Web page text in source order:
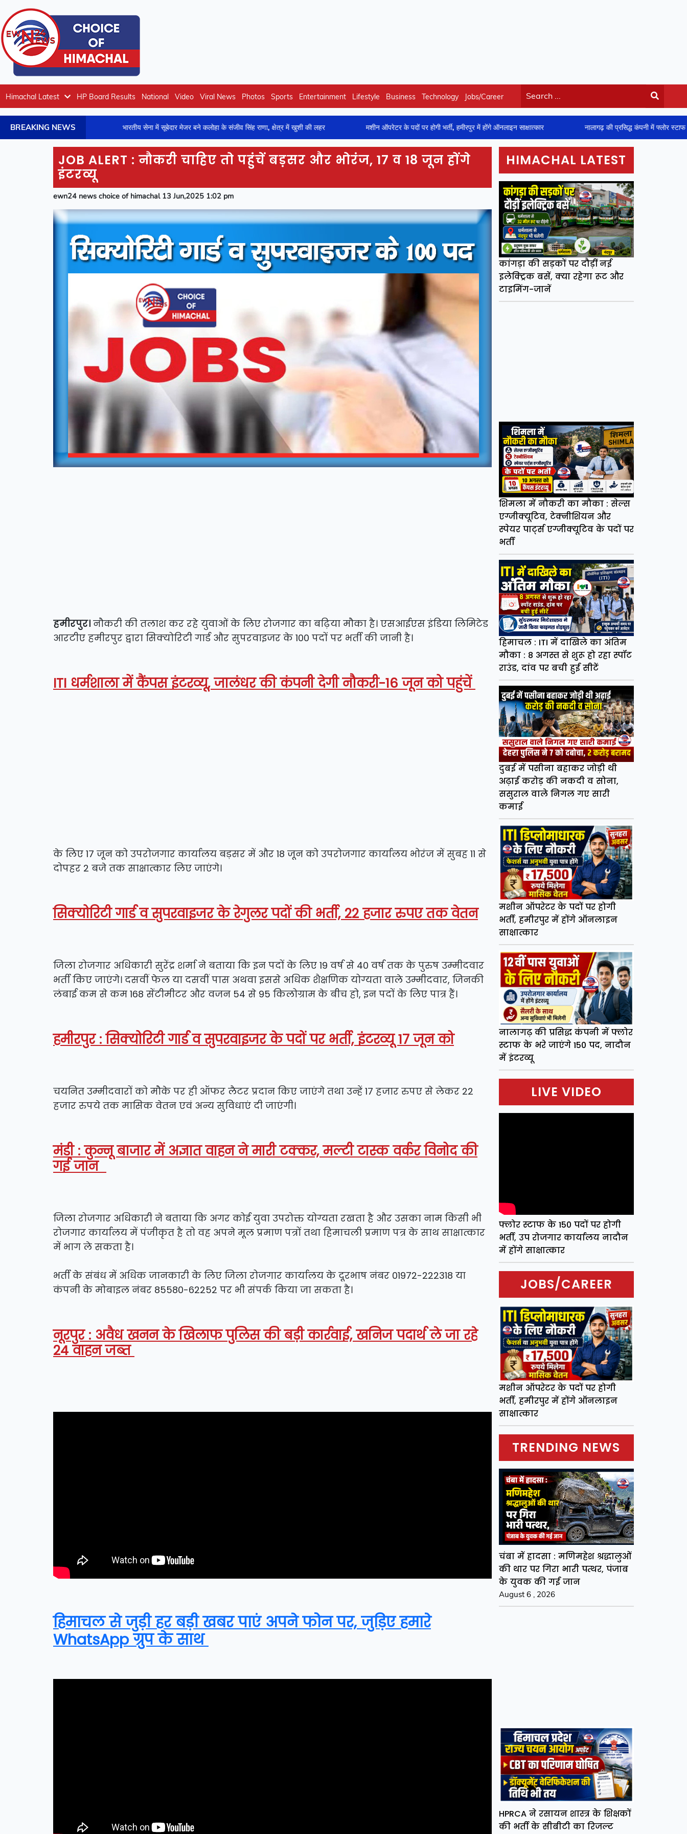
Himachal Latest HP Board Results National Video Viral News Photos Sports Entertainment Lifestyle Business Technology Jobs/Career
BREAKING NEWS
को पढ़ें खबर भारतीय सेना में सूबेदार मेजर बने कलोहा के संजीव सिंह राणा, क्षेत्र में खुशी की लहर मशीन ऑपरेटर के पदों पर होगी भर्ती, हमीरपुर में होंगे ऑनलाइन साक्षात्कार नालागढ़ की प्रसिद्ध कंपनी में फ्लोर स्टाफ के भरे जाएंगे
JOB ALERT : नौकरी चाहिए तो पहुंचें बड़सर और भोरंज, 17 व 18 जून होंगे
इंटरव्यू
ewn24 news choice of himachal 13 Jun,2025 1:02 pm
हमीरपुर। नौकरी की तलाश कर रहे युवाओं के लिए रोजगार का बढ़िया मौका है। एसआईएस इंडिया लिमिटेड
आरटीए हमीरपुर द्वारा सिक्योरिटी गार्ड और सुपरवाइजर के 100 पदों पर भर्ती की जानी है।
ITI धर्मशाला में कैंपस इंटरव्यू, जालंधर की कंपनी देगी नौकरी-16 जून को पहुंचें
के लिए 17 जून को उपरोजगार कार्यालय बड़सर में और 18 जून को उपरोजगार कार्यालय भोरंज में सुबह 11 से
दोपहर 2 बजे तक साक्षात्कार लिए जाएंगे।
सिक्योरिटी गार्ड व सुपरवाइजर के रेगुलर पदों की भर्ती, 22 हजार रुपए तक वेतन
जिला रोजगार अधिकारी सुरेंद्र शर्मा ने बताया कि इन पदों के लिए 19 वर्ष से 40 वर्ष तक के पुरुष उम्मीदवार
भर्ती किए जाएंगे। दसवीं फेल या दसवीं पास अथवा इससे अधिक शैक्षणिक योग्यता वाले उम्मीदवार, जिनकी
लंबाई कम से कम 168 सेंटीमीटर और वजन 54 से 95 किलोग्राम के बीच हो, इन पदों के लिए पात्र हैं।
हमीरपुर : सिक्योरिटी गार्ड व सुपरवाइजर के पदों पर भर्ती, इंटरव्यू 17 जून को
चयनित उम्मीदवारों को मौके पर ही ऑफर लैटर प्रदान किए जाएंगे तथा उन्हें 17 हजार रुपए से लेकर 22
हजार रुपये तक मासिक वेतन एवं अन्य सुविधाएं दी जाएंगी।
मंडी : कुन्नू बाजार में अज्ञात वाहन ने मारी टक्कर, मल्टी टास्क वर्कर विनोद की
गई जान
जिला रोजगार अधिकारी ने बताया कि अगर कोई युवा उपरोक्त योग्यता रखता है और उसका नाम किसी भी
रोजगार कार्यालय में पंजीकृत है तो वह अपने मूल प्रमाण पत्रों तथा हिमाचली प्रमाण पत्र के साथ साक्षात्कार
में भाग ले सकता है।
भर्ती के संबंध में अधिक जानकारी के लिए जिला रोजगार कार्यालय के दूरभाष नंबर 01972-222318 या
कंपनी के मोबाइल नंबर 85580-62252 पर भी संपर्क किया जा सकता है।
नूरपुर : अवैध खनन के खिलाफ पुलिस की बड़ी कार्रवाई, खनिज पदार्थ ले जा रहे
24 वाहन जब्त
हिमाचल से जुड़ी हर बड़ी खबर पाएं अपने फोन पर, जुड़िए हमारे
WhatsApp ग्रुप के साथ
HIMACHAL LATEST
कांगड़ा की सड़कों पर दौड़ीं नई
इलेक्ट्रिक बसें, क्या रहेगा रूट और
टाइमिंग-जानें
शिमला में नौकरी का मौका : सेल्स
एग्जीक्यूटिव, टेक्नीशियन और
स्पेयर पार्ट्स एग्जीक्यूटिव के पदों पर
भर्ती
हिमाचल : ITI में दाखिले का अंतिम
मौका : 8 अगस्त से शुरू हो रहा स्पॉट
राउंड, दांव पर बची हुई सीटें
दुबई में पसीना बहाकर जोड़ी थी
अढ़ाई करोड़ की नकदी व सोना,
ससुराल वाले निगल गए सारी
कमाई
मशीन ऑपरेटर के पदों पर होगी
भर्ती, हमीरपुर में होंगे ऑनलाइन
साक्षात्कार
नालागढ़ की प्रसिद्ध कंपनी में फ्लोर
स्टाफ के भरे जाएंगे 150 पद, नादौन
में इंटरव्यू
LIVE VIDEO
फ्लोर स्टाफ के 150 पदों पर होगी
भर्ती, उप रोजगार कार्यालय नादौन
में होंगे साक्षात्कार
JOBS/CAREER
मशीन ऑपरेटर के पदों पर होगी
भर्ती, हमीरपुर में होंगे ऑनलाइन
साक्षात्कार
TRENDING NEWS
चंबा में हादसा : मणिमहेश श्रद्धालुओं
की थार पर गिरा भारी पत्थर, पंजाब
के युवक की गई जान
August 6 , 2026
HPRCA ने रसायन शास्त्र के शिक्षकों
की भर्ती के सीबीटी का रिजल्ट